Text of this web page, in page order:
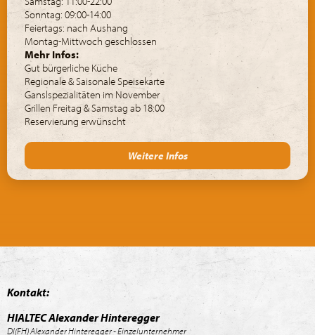
Sonntag: 09:00-14:00
Feiertags: nach Aushang
Montag-Mittwoch geschlossen
Mehr Infos:
Gut bürgerliche Küche
Regionale & Saisonale Speisekarte
Ganslspezialitäten im November
Grillen Freitag & Samstag ab 18:00
Reservierung erwünscht
Weitere Infos
Kontakt:
HIALTEC Alexander Hinteregger
DI(FH) Alexander Hinteregger - Einzelunternehmer